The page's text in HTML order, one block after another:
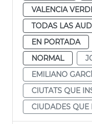
VALENCIA
TODAS LAS
EN PORTADA
NORMAL
EMILIANO
CIUTATS QUE
CIUDADES QUE